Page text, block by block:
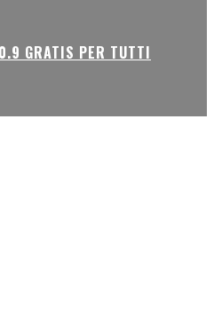
GRATIS PER TUTTI